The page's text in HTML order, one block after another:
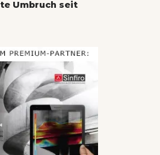
Umbruch seit